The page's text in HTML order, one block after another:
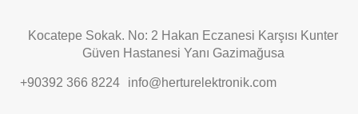
Kocatepe Sokak. No: 2 Hakan Eczanesi Karşısı Kunter
Güven Hastanesi Yanı Gazimağusa
+90392 366 8224 info@herturelektronik.com